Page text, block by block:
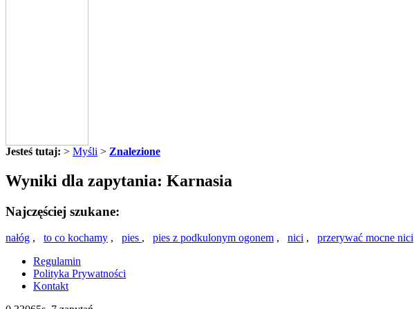
Jesteś tutaj: > Myśli > Znalezione
Wyniki dla zapytania: Karnasia
Najczęściej szukane:
nałóg , to co kochamy , pies , pies z podkulonym ogonem , nici , przerywać mocne nici
Regulamin
Polityka Prywatności
Kontakt